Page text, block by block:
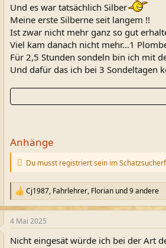
Und es war tatsächlich Silber
Meine erste Silberne seit langem !!
Ist zwar nicht mehr ganz so gut
Viel kam danach nicht mehr...1
Für 2,5 Stunden sondeln bin ich mit
Und dafür das ich bei 3 Sondeltagen
Anhänge
Du musst registriert sein im
R
e
a
k
i
Cj1987, Fahrlehrer, Florianund 9 andere
4 Mai 2025
Nicht eingesät würde ich bei der Art